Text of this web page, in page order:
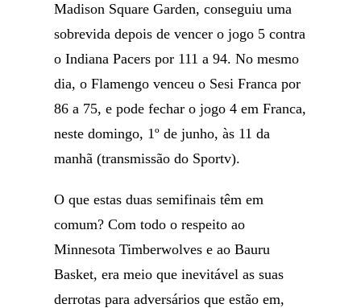
Madison Square Garden, conseguiu uma
sobrevida depois de vencer o jogo 5 contra
o Indiana Pacers por 111 a 94. No mesmo
dia, o Flamengo venceu o Sesi Franca por
86 a 75, e pode fechar o jogo 4 em Franca,
neste domingo, 1º de junho, às 11 da
manhã (transmissão do Sportv).
O que estas duas semifinais têm em
comum? Com todo o respeito ao
Minnesota Timberwolves e ao Bauru
Basket, era meio que inevitável as suas
derrotas para adversários que estão em,